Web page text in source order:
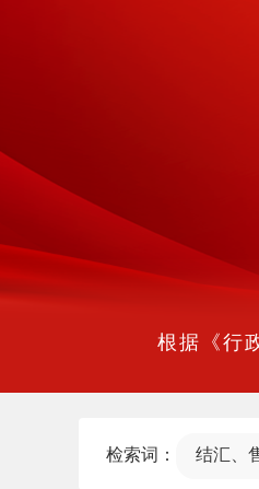
根据《行
检索词： 结汇、